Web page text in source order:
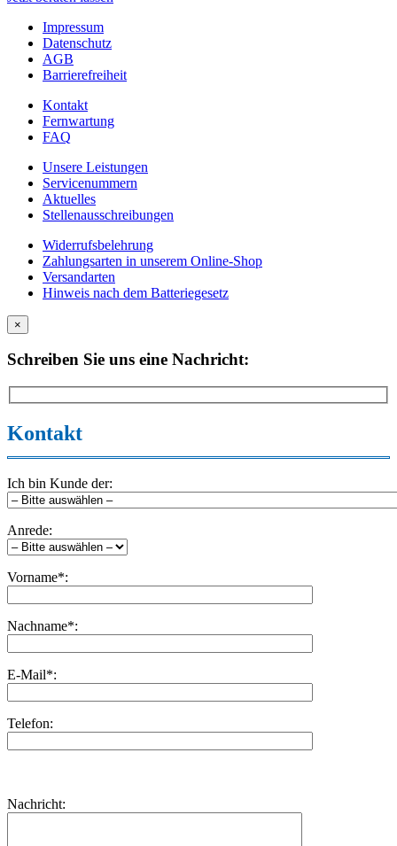
Impressum
Datenschutz
AGB
Barrierefreiheit
Kontakt
Fernwartung
FAQ
Unsere Leistungen
Servicenummern
Aktuelles
Stellenausschreibungen
Widerrufsbelehrung
Zahlungsarten in unserem Online-Shop
Versandarten
Hinweis nach dem Batteriegesetz
×
Schreiben Sie uns eine Nachricht:
Kontakt
Ich bin Kunde der:
Anrede:
Vorname*:
Nachname*:
E-Mail*:
Telefon:
dieses
lasse
Nachricht: